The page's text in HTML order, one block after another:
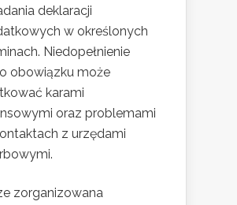
deklaracji
w określonych
Niedopełnienie
obowiązku może
karami
oraz problemami
z urzędami
zorganizowana